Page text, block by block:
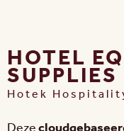
HOTEL
SUPPLIES
Hotek